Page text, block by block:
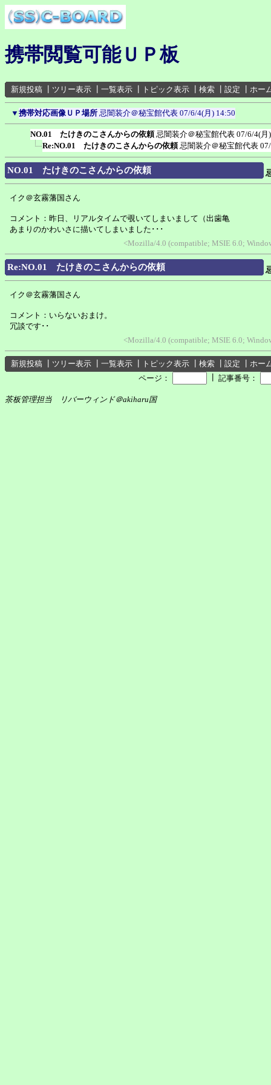
携帯閲覧可能ＵＰ板
新規投稿 ツリー表示 一覧表示 トピック表示 検索 設定 ホー
▼ 携帯対応画像ＵＰ場所 忌闇装介＠秘宝館代表 07/6/4(月) 14:50
NO.01 たけきのこさんからの依頼 忌闇装介＠秘宝館代表 07/6/4(月
Re:NO.01 たけきのこさんからの依頼 忌闇装介＠秘宝館代表
NO.01 たけきのこさんからの依頼
イク＠玄霧藩国さん
コメント：昨日、リアルタイムで覗いてしまいまして（出歯亀
あまりのかわいさに描いてしまいました･･･
<Mozilla/4.0 (compatible; MSIE 6.0;
Re:NO.01 たけきのこさんからの依頼
イク＠玄霧藩国さん
コメント：いらないおまけ。
冗談です･･
<Mozilla/4.0 (compatible; MSIE 6.0;
新規投稿 ツリー表示 一覧表示 トピック表示 検索 設定
ホー
ページ：
記事番号：
茶板管理担当 リバーウィンド＠akiharu国